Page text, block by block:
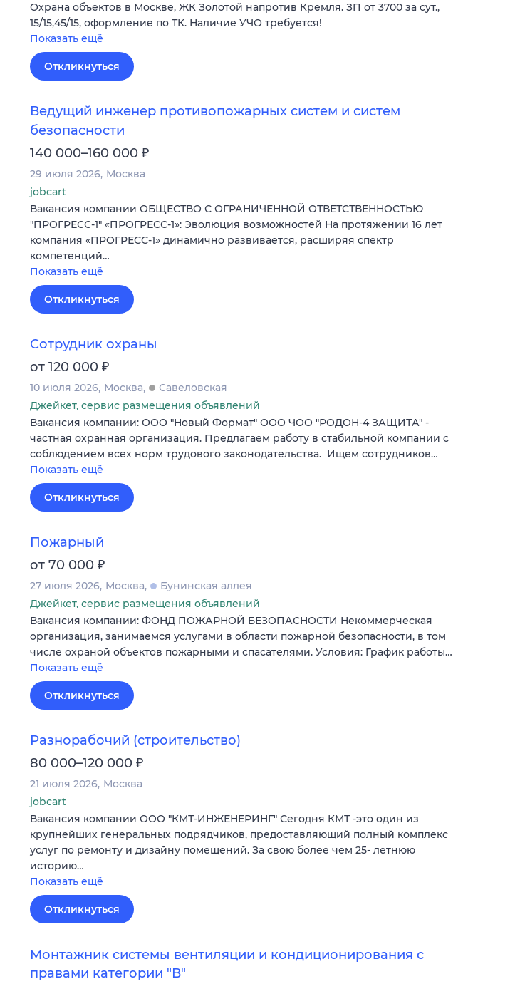
Охрана объектов в Москве, ЖК Золотой напротив Кремля. ЗП от 3700 за сут.,
15/15,45/15, оформление по ТК. Наличие УЧО требуется!
Показать ещё
Откликнуться
Ведущий инженер противопожарных систем и систем
безопасности
140 000–160 000 ₽
29 июля 2026 Москва
jobcart
Вакансия компании ОБЩЕСТВО С ОГРАНИЧЕННОЙ ОТВЕТСТВЕННОСТЬЮ
"ПРОГРЕСС-1" «ПРОГРЕСС-1»: Эволюция возможностей На протяжении 16 лет
компания «ПРОГРЕСС-1» динамично развивается, расширяя спектр
компетенций…
Показать ещё
Откликнуться
Сотрудник охраны
от 120 000 ₽
10 июля 2026 Москва
Савеловская
Джейкет, сервис размещения объявлений
Вакансия компании: ООО "Новый Формат" ООО ЧОО "РОДОН-4 ЗАЩИТА" -
частная охранная организация. Предлагаем работу в стабильной компании с
соблюдением всех норм трудового законодательства. Ищем сотрудников…
Показать ещё
Откликнуться
Пожарный
от 70 000 ₽
27 июля 2026 Москва
Бунинская аллея
Джейкет, сервис размещения объявлений
Вакансия компании: ФОНД ПОЖАРНОЙ БЕЗОПАСНОСТИ Некоммерческая
организация, занимаемся услугами в области пожарной безопасности, в том
числе охраной объектов пожарными и спасателями. Условия: График работы…
Показать ещё
Откликнуться
Разнорабочий (строительство)
80 000–120 000 ₽
21 июля 2026 Москва
jobcart
Вакансия компании ООО "КМТ-ИНЖЕНЕРИНГ" Сегодня КМТ -это один из
крупнейших генеральных подрядчиков, предоставляющий полный комплекс
услуг по ремонту и дизайну помещений. За свою более чем 25- летнюю
историю…
Показать ещё
Откликнуться
Монтажник системы вентиляции и кондиционирования с
правами категории "В"